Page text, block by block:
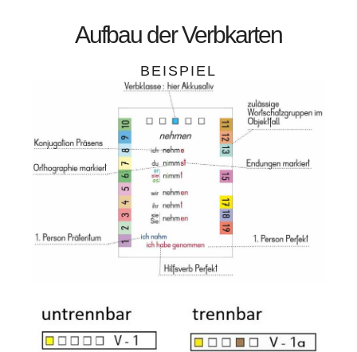
Aufbau der Verbkarten
BEISPIEL